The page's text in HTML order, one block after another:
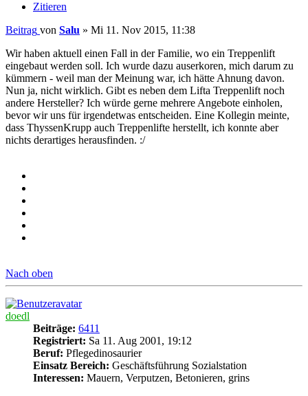
Zitieren
Beitrag von Salu » Mi 11. Nov 2015, 11:38
Wir haben aktuell einen Fall in der Familie, wo ein Treppenlift
eingebaut werden soll. Ich wurde dazu auserkoren, mich darum zu
kümmern - weil man der Meinung war, ich hätte Ahnung davon.
Nun ja, nicht wirklich. Gibt es neben dem Lifta Treppenlift noch
andere Hersteller? Ich würde gerne mehrere Angebote einholen,
bevor wir uns für irgendetwas entscheiden. Eine Kollegin meinte,
dass ThyssenKrupp auch Treppenlifte herstellt, ich konnte aber
nichts derartiges herausfinden. :/
Nach oben
doedl
Beiträge: 6411
Registriert: Sa 11. Aug 2001, 19:12
Beruf: Pflegedinosaurier
Einsatz Bereich: Geschäftsführung Sozialstation
Interessen: Mauern, Verputzen, Betonieren, grins